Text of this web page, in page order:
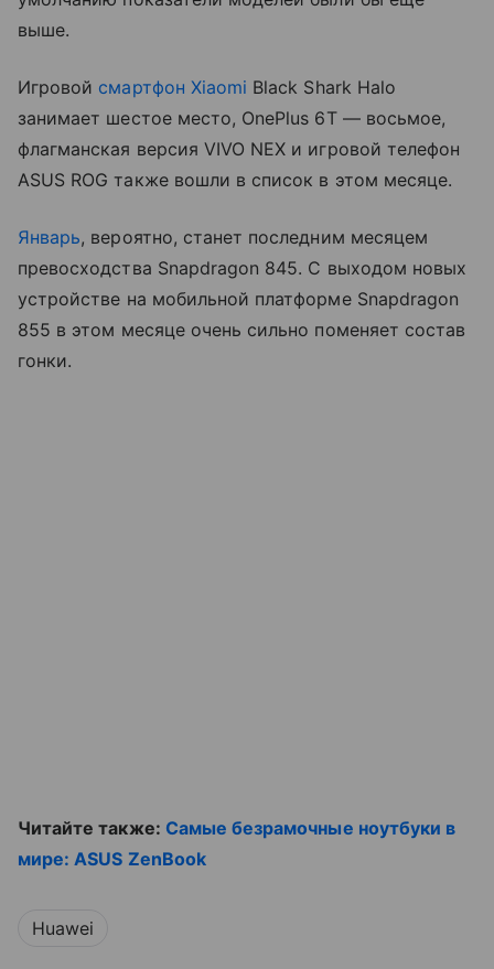
выше.
Игровой смартфон Xiaomi Black Shark Halo
занимает шестое место, OnePlus 6T — восьмое,
флагманская версия VIVO NEX и игровой телефон
ASUS ROG также вошли в список в этом месяце.
Январь, вероятно, станет последним месяцем
превосходства Snapdragon 845. С выходом новых
устройстве на мобильной платформе Snapdragon
855 в этом месяце очень сильно поменяет состав
гонки.
Читайте также: Самые безрамочные ноутбуки в
мире: ASUS ZenBook
Huawei